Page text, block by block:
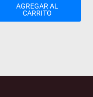
AGREGAR AL
CARRITO